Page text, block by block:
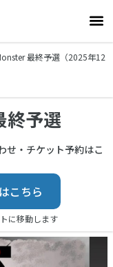
最終予選（2025年12
予選
せ・チケット予約はこ
こちら
に移動します